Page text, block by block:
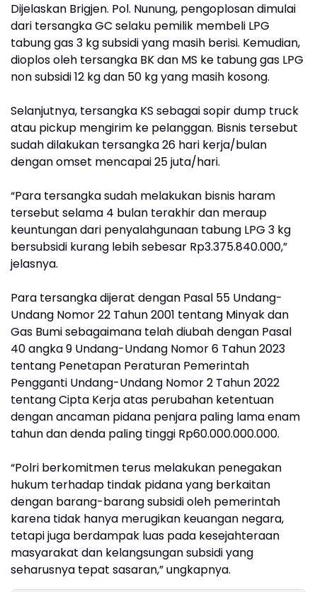
Dijelaskan Brigjen. Pol. Nunung, pengoplosan dimulai
dari tersangka GC selaku pemilik membeli LPG
tabung gas 3 kg subsidi yang masih berisi. Kemudian,
dioplos oleh tersangka BK dan MS ke tabung gas LPG
non subsidi 12 kg dan 50 kg yang masih kosong.
Selanjutnya, tersangka KS sebagai sopir dump truck
atau pickup mengirim ke pelanggan. Bisnis tersebut
sudah dilakukan tersangka 26 hari kerja/bulan
dengan omset mencapai 25 juta/hari.
“Para tersangka sudah melakukan bisnis haram
tersebut selama 4 bulan terakhir dan meraup
keuntungan dari penyalahgunaan tabung LPG 3 kg
bersubsidi kurang lebih sebesar Rp3.375.840.000,”
jelasnya.
Para tersangka dijerat dengan Pasal 55 Undang-
Undang Nomor 22 Tahun 2001 tentang Minyak dan
Gas Bumi sebagaimana telah diubah dengan Pasal
40 angka 9 Undang-Undang Nomor 6 Tahun 2023
tentang Penetapan Peraturan Pemerintah
Pengganti Undang-Undang Nomor 2 Tahun 2022
tentang Cipta Kerja atas perubahan ketentuan
dengan ancaman pidana penjara paling lama enam
tahun dan denda paling tinggi Rp60.000.000.000.
“Polri berkomitmen terus melakukan penegakan
hukum terhadap tindak pidana yang berkaitan
dengan barang-barang subsidi oleh pemerintah
karena tidak hanya merugikan keuangan negara,
tetapi juga berdampak luas pada kesejahteraan
masyarakat dan kelangsungan subsidi yang
seharusnya tepat sasaran,” ungkapnya.